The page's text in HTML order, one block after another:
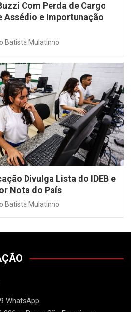
Com Perda de Cargo
Assédio e Importunação
Batista Mulatinho
Divulga Lista do IDEB e
Nota do País
Batista Mulatinho
WhatsApp